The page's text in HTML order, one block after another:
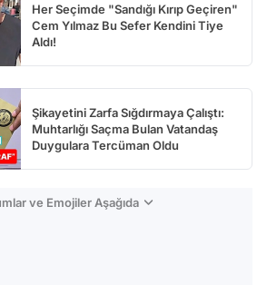
Her Seçimde "Sandığı Kırıp Geçiren"
Cem Yılmaz Bu Sefer Kendini Tiye
Aldı!
Şikayetini Zarfa Sığdırmaya Çalıştı:
Muhtarlığı Saçma Bulan Vatandaş
Duygulara Tercüman Oldu
ve Emojiler Aşağıda